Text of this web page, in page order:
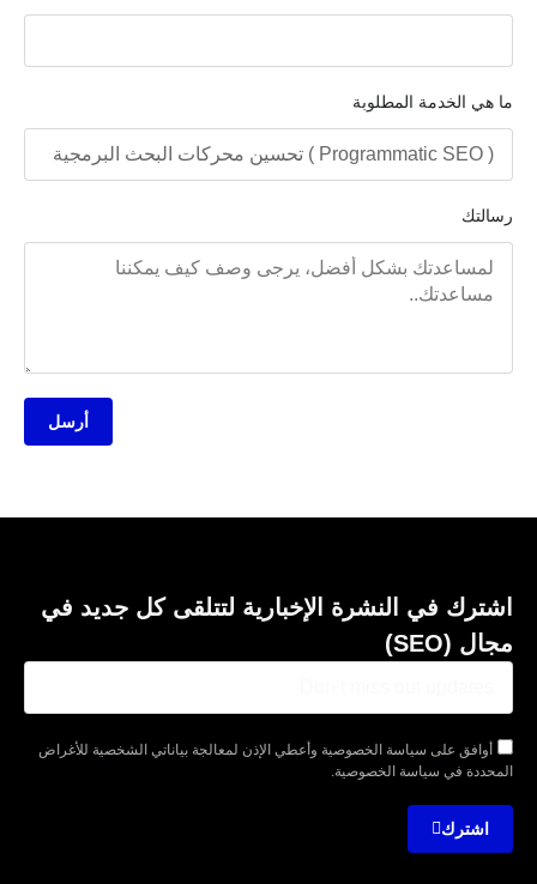
ما هي الخدمة المطلوبة
رسالتك
أرسل
اشترك في النشرة الإخبارية لتتلقى كل جديد في
مجال (SEO)
أوافق على سياسة الخصوصية وأعطي الإذن لمعالجة بياناتي الشخصية للأغراض
المحددة في سياسة الخصوصية.
اشترك